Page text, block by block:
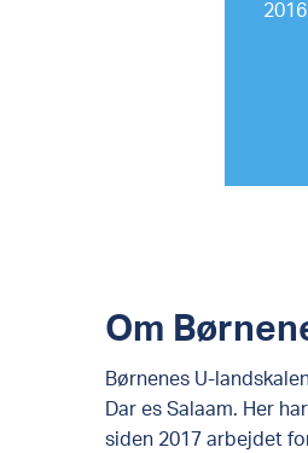
Om
Børnenes U-
Dar es Salaam. Her
siden 2017 arbejdet